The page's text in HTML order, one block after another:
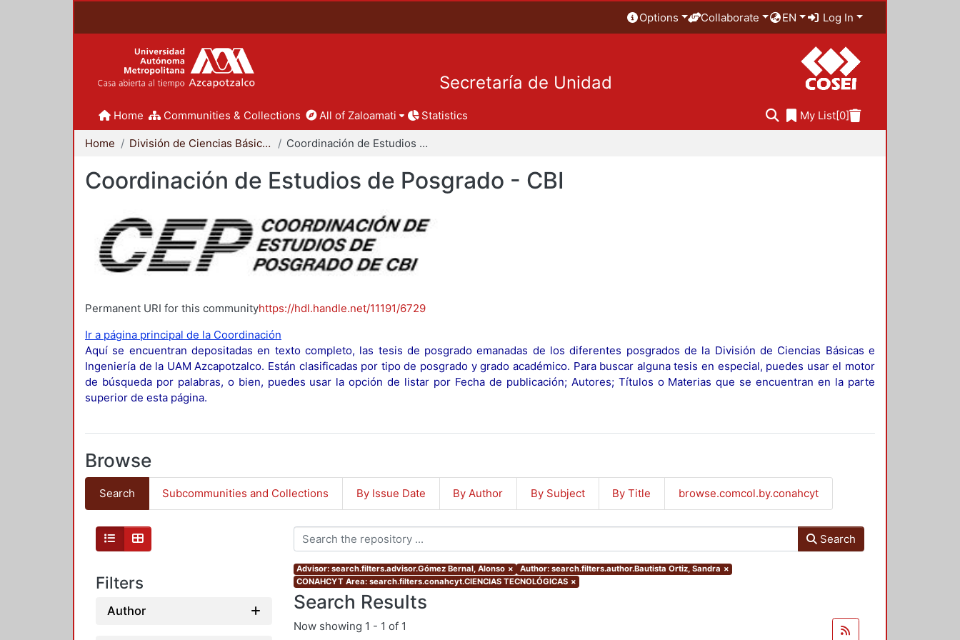
Options Collaborate EN Log In
Secretaría de Unidad
Home Communities & Collections All of Zaloamati Statistics My List[0]
Home División de Ciencias Básicas e Ingeniería Coordinación de Estudios de Posgrado - CBI
Coordinación de Estudios de Posgrado - CBI
Permanent URI for this communityhttps://hdl.handle.net/11191/6729
Ir a página principal de la Coordinación
Aquí se encuentran depositadas en texto completo, las tesis de posgrado emanadas de los diferentes posgrados de la División de Ciencias Básicas e
Ingeniería de la UAM Azcapotzalco. Están clasificadas por tipo de posgrado y grado académico. Para buscar alguna tesis en especial, puedes usar el motor
de búsqueda por palabras, o bien, puedes usar la opción de listar por Fecha de publicación; Autores; Títulos o Materias que se encuentran en la parte
superior de esta página.
Browse
Search Subcommunities and Collections By Issue Date By Author By Subject By Title browse.comcol.by.conahcyt
Filters
Author
Search
Advisor: search.filters.advisor.Gómez Bernal, Alonso × Author: search.filters.author.Bautista Ortiz, Sandra ×
CONAHCYT Area: search.filters.conahcyt.CIENCIAS TECNOLÓGICAS ×
Search Results
Now showing 1 - 1 of 1